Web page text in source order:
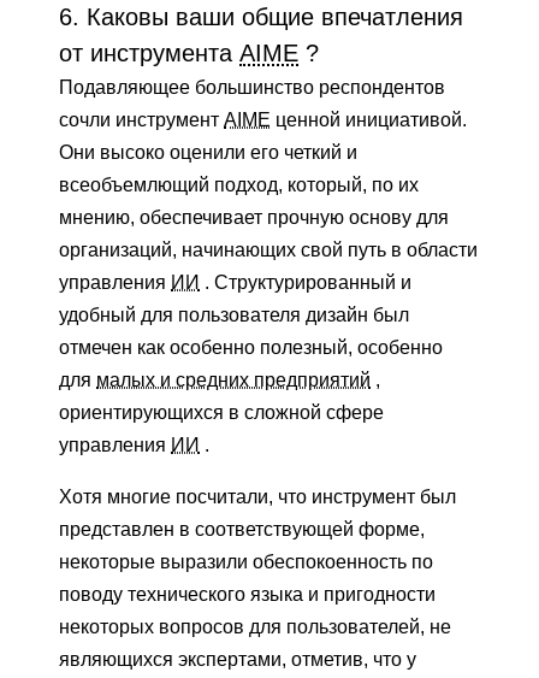
6. Каковы ваши общие впечатления
от инструмента AIME ?
Подавляющее большинство респондентов
сочли инструмент AIME ценной инициативой.
Они высоко оценили его четкий и
всеобъемлющий подход, который, по их
мнению, обеспечивает прочную основу для
организаций, начинающих свой путь в области
управления ИИ . Структурированный и
удобный для пользователя дизайн был
отмечен как особенно полезный, особенно
для малых и средних предприятий ,
ориентирующихся в сложной сфере
управления ИИ .
Хотя многие посчитали, что инструмент был
представлен в соответствующей форме,
некоторые выразили обеспокоенность по
поводу технического языка и пригодности
некоторых вопросов для пользователей, не
являющихся экспертами, отметив, что у